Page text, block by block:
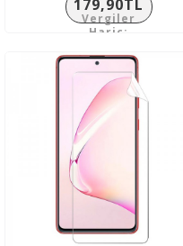
179,90TL
Vergiler
Hariç: